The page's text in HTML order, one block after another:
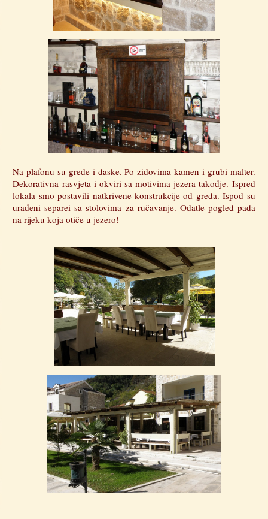
Na plafonu su grede i daske. Po zidovima kamen i grubi malter.
Dekorativna rasvjeta i okviri sa motivima jezera takođje. Ispred
lokala smo postavili natkrivene konstrukcije od greda. Ispod su
urađeni separei sa stolovima za ručavanje. Odatle pogled pada
na rijeku koja otiče u jezero!